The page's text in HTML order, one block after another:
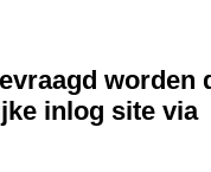
worden
inlog site via